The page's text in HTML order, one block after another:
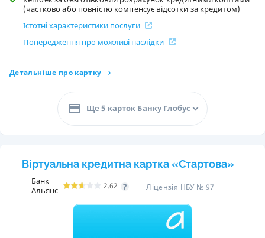
(частково або повністю компенсує відсотки за кредитом)
Істотні характеристики послуги
Попередження про можливі наслідки
Детальніше про картку
Ще 5 карток Банку Глобус
Віртуальна кредитна картка «Стартова»
Банк
Альянс
2.62 Ліцензія НБУ № 97